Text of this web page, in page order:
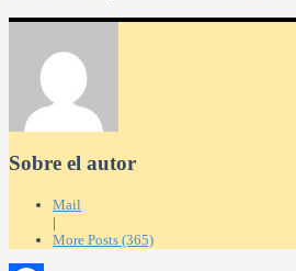
Sobre el autor
Mail
|
More Posts (365)